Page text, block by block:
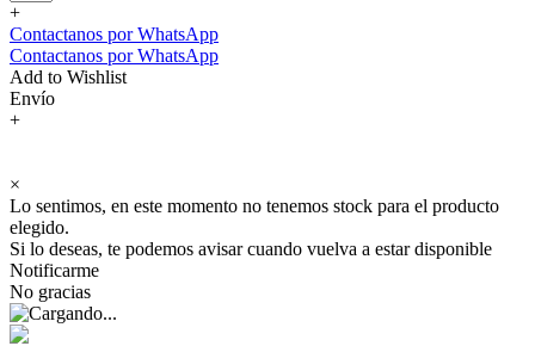
+
Contactanos por WhatsApp
Contactanos por WhatsApp
Add to Wishlist
Envío
+
×
Lo sentimos, en este momento no tenemos stock para el producto
elegido.
Si lo deseas, te podemos avisar cuando vuelva a estar disponible
Notificarme
No gracias